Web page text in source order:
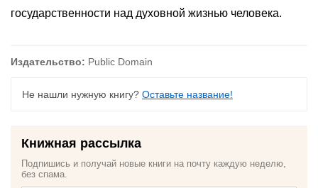
государственности над духовной жизнью человека.
Издательство: Public Domain
Не нашли нужную книгу? Оставьте название!
Книжная рассылка
Подпишись и получай новые книги на почту каждую неделю,
без спама.